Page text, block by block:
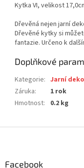
Kytka VI, velikost
Dřevěná nejen jarní
Dřevěné kytky si
fantazie. Určeno k
Doplňkové
Kategorie: Jarní
Záruka:
1 rok
Hmotnost: 0.2 kg
Facebook